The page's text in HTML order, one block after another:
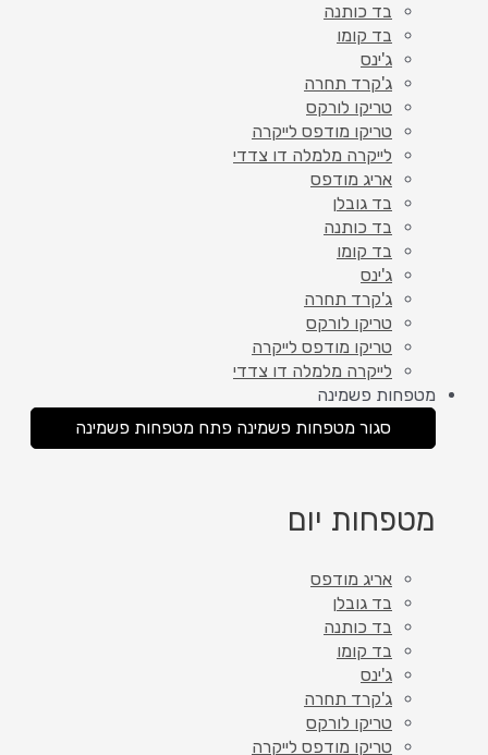
בד כותנה
בד קומו
ג'ינס
ג'קרד תחרה
טריקו לורקס
טריקו מודפס לייקרה
לייקרה מלמלה דו צדדי
אריג מודפס
בד גובלן
בד כותנה
בד קומו
ג'ינס
ג'קרד תחרה
טריקו לורקס
טריקו מודפס לייקרה
לייקרה מלמלה דו צדדי
מטפחות פשמינה
סגור מטפחות פשמינה פתח מטפחות פשמינה
מטפחות יום
אריג מודפס
בד גובלן
בד כותנה
בד קומו
ג'ינס
ג'קרד תחרה
טריקו לורקס
טריקו מודפס לייקרה